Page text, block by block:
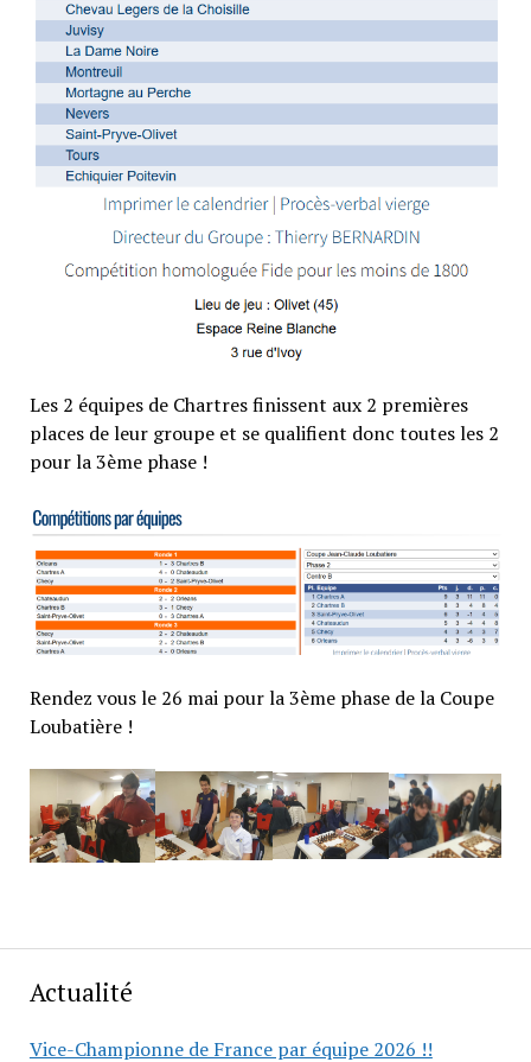
Les 2 équipes de Chartres finissent aux 2 premières
places de leur groupe et se qualifient donc toutes les 2
pour la 3ème phase !
Rendez vous le 26 mai pour la 3ème phase de la Coupe
Loubatière !
Actualité
Vice-Championne de France par équipe 2026 !!